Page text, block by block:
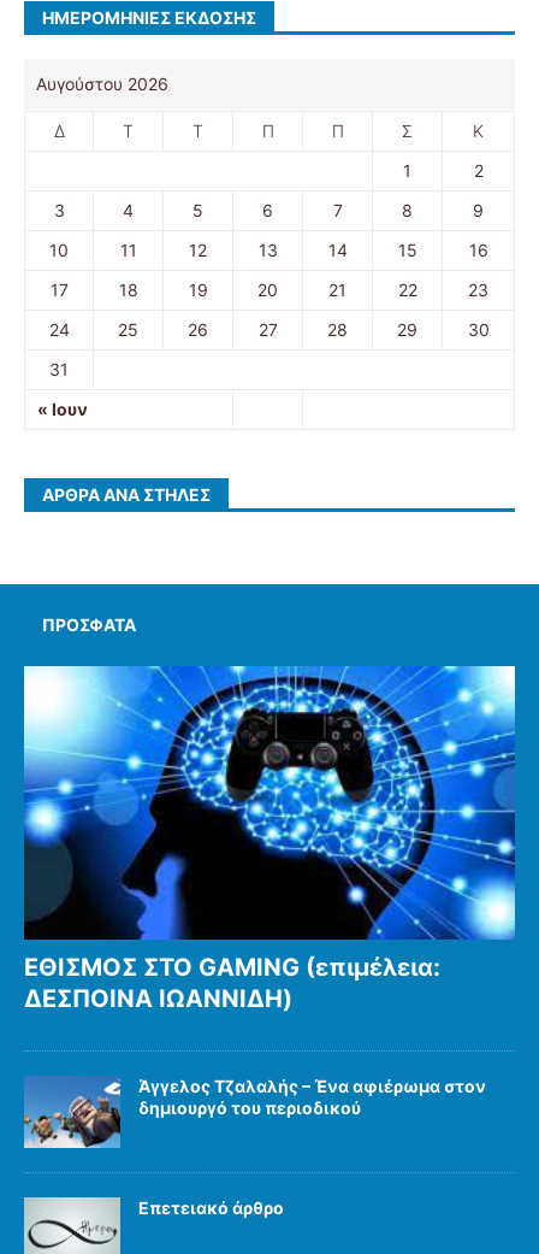
ΗΜΕΡΟΜΗΝΊΕΣ ΈΚΔΟΣΗΣ
Αυγούστου 2026
Δ Τ Τ Π Π Σ Κ
« Ιουν
1
2
3
4 5 6 7 8
9
10
11 12 13 14 15
16
17
18 19 20 21 22
23
24
25 26 27 28 29
30
31
ΆΡΘΡΑ ΑΝΆ ΣΤΉΛΕΣ
ΠΡΌΣΦΑΤΑ
ΕΘΙΣΜΟΣ ΣΤΟ GAMING (επιμέλεια:
ΔΕΣΠΟΙΝΑ ΙΩΑΝΝΙΔΗ)
Άγγελος Τζαλαλής – Ένα αφιέρωμα στον
δημιουργό του περιοδικού
Επετειακό άρθρο